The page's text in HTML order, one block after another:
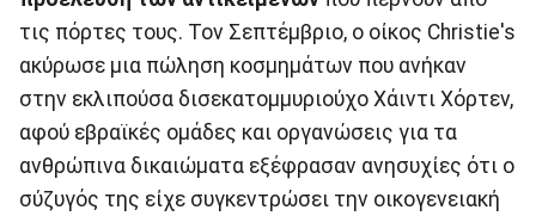
τις πόρτες τους. Τον Σεπτέμβριο, ο οίκος Christie's
ακύρωσε μια πώληση κοσμημάτων που ανήκαν
στην εκλιπούσα δισεκατομμυριούχο Χάιντι Χόρτεν,
αφού εβραϊκές ομάδες και οργανώσεις για τα
ανθρώπινα δικαιώματα εξέφρασαν ανησυχίες ότι ο
σύζυγός της είχε συγκεντρώσει την οικογενειακή